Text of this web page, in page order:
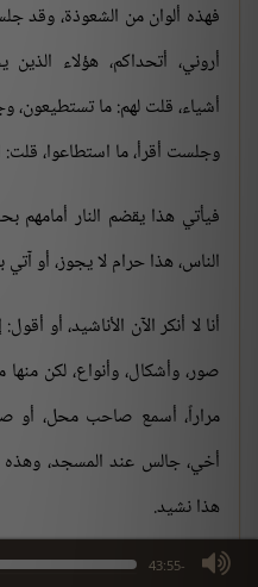
-43:55
max volume
فهذه ألوان من الشعوذة، وقد
أروني، أتحداكم، هؤلاء
أشياء، قلت لهم: ما تستطيعون،
وجلست أقرأ، ما استطاعوا،
فيأتي هذا يقضم النار
الناس، هذا حرام لا يجوز، أو
أنا لا أنكر الآن الأناشيد، أو
صور، وأشكال، وأنواع، لكن
مراراً، أسمع صاحب محل، أو
أخي، جالس عند المسجد، وهذه
هذا نشيد.
إذاً نحن لا نعرف الغناء، إذا